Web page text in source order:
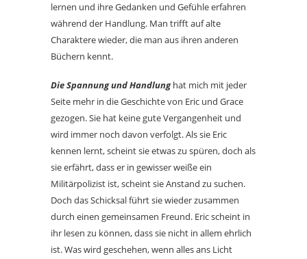
lernen und ihre Gedanken und Gefühle erfahren
während der Handlung. Man trifft auf alte
Charaktere wieder, die man aus ihren anderen
Büchern kennt.
Die Spannung und Handlunghat mich mit jeder
Seite mehr in die Geschichte von Eric und Grace
gezogen. Sie hat keine gute Vergangenheit und
wird immer noch davon verfolgt. Als sie Eric
kennen lernt, scheint sie etwas zu spüren, doch als
sie erfährt, dass er in gewisser weiße ein
Militärpolizist ist, scheint sie Anstand zu suchen.
Doch das Schicksal führt sie wieder zusammen
durch einen gemeinsamen Freund. Eric scheint in
ihr lesen zu können, dass sie nicht in allem ehrlich
ist. Was wird geschehen, wenn alles ans Licht